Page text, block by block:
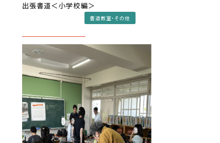
出張書道＜小学校編＞
書道教室・その他